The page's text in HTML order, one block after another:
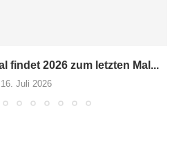
findet 2026 zum letzten Mal...
16. Juli 2026